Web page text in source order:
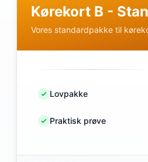
Kørekort B -
Vores standardpakke til
Lovpakke
Praktisk prøve